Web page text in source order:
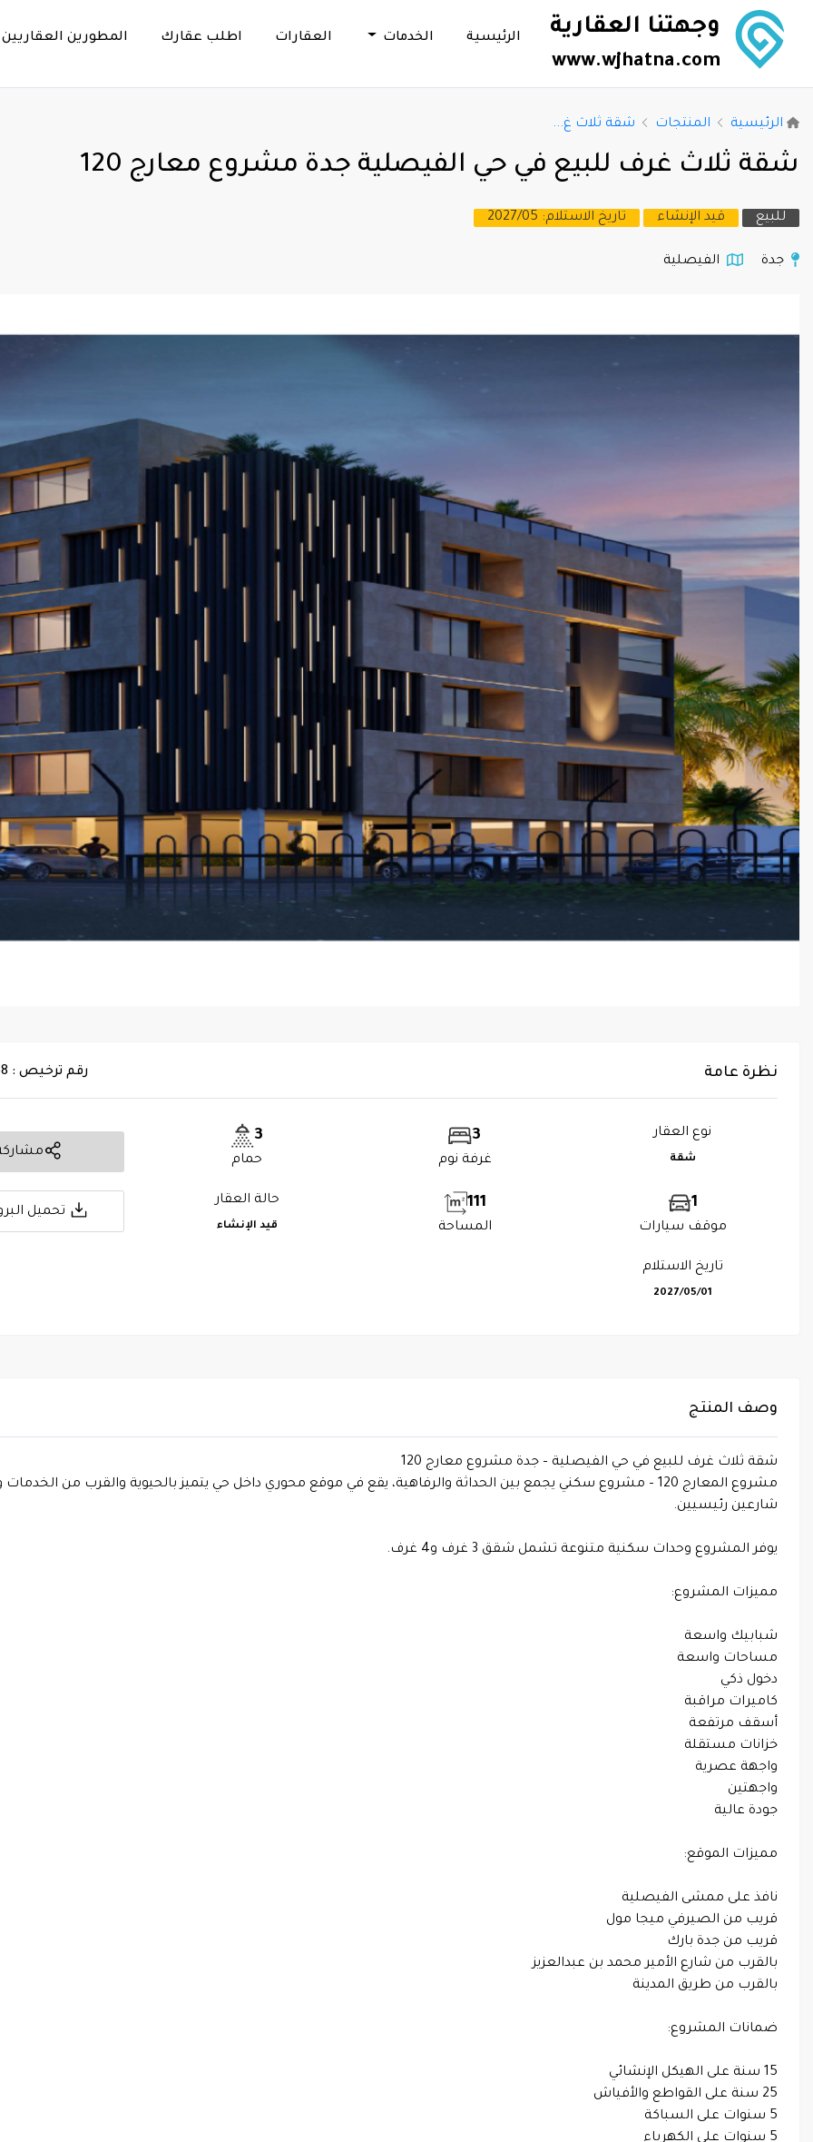
وجهتنا العقارية
www.wjhatna.com
الرئيسية الخدمات العقارات اطلب عقارك المطورين العقاريين
الرئيسية المنتجات شقة ثلاث غ...
شقة ثلاث غرف للبيع في حي الفيصلية جدة مشروع معارج 120
للبيع قيد الإنشاء تاريخ الاستلام: 2027/05
جدة الفيصلية
نظرة عامة رقم ترخيص : 7200952868
نوع العقار
شقة
3
غرفة نوم
3
حمام
1
موقف سيارات
111
المساحة
حالة العقار
قيد الإنشاء
تاريخ الاستلام
2027/05/01
تحميل
وصف المنتج
شقة ثلاث غرف للبيع في حي الفيصلية – جدة مشروع معارج 120
مشروع المعارج 120 – مشروع سكني يجمع بين الحداثة والرفاهية، يقع في موقع محوري داخل حي يتميز بالحيوية والقرب
شارعين رئيسيين.
يوفر المشروع وحدات سكنية متنوعة تشمل شقق 3 غرف و4 غرف.
مميزات المشروع:
شبابيك واسعة
مساحات واسعة
دخول ذكي
كاميرات مراقبة
أسقف مرتفعة
خزانات مستقلة
واجهة عصرية
واجهتين
جودة عالية
مميزات الموقع:
نافذ على ممشى الفيصلية
قريب من الصيرفي ميجا مول
قريب من جدة بارك
بالقرب من شارع الأمير محمد بن عبدالعزيز
بالقرب من طريق المدينة
ضمانات المشروع:
15 سنة على الهيكل الإنشائي
25 سنة على القواطع والأفياش
5 سنوات على السباكة
5 سنوات على الكهرباء